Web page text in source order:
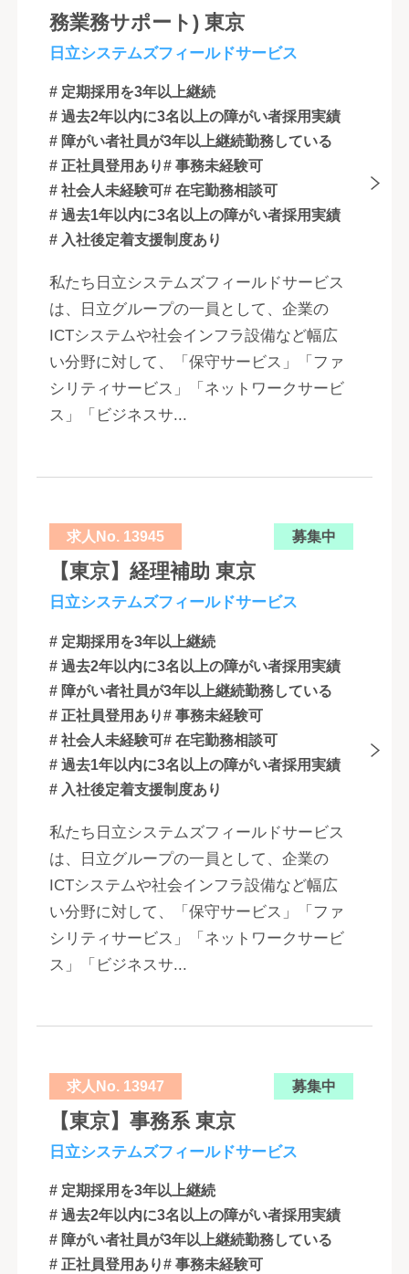
務業務サポート) 東京
日立システムズフィールドサービス
# 定期採用を3年以上継続
# 過去2年以内に3名以上の障がい者採用実績
# 障がい者社員が3年以上継続勤務している
# 正社員登用あり# 事務未経験可
# 社会人未経験可# 在宅勤務相談可
# 過去1年以内に3名以上の障がい者採用実績
# 入社後定着支援制度あり
私たち日立システムズフィールドサービス
は、日立グループの一員として、企業の
ICTシステムや社会インフラ設備など幅広
い分野に対して、「保守サービス」「ファ
シリティサービス」「ネットワークサービ
ス」「ビジネスサ...
求人No. 13945 募集中
【東京】経理補助 東京
日立システムズフィールドサービス
# 定期採用を3年以上継続
# 過去2年以内に3名以上の障がい者採用実績
# 障がい者社員が3年以上継続勤務している
# 正社員登用あり# 事務未経験可
# 社会人未経験可# 在宅勤務相談可
# 過去1年以内に3名以上の障がい者採用実績
# 入社後定着支援制度あり
私たち日立システムズフィールドサービス
は、日立グループの一員として、企業の
ICTシステムや社会インフラ設備など幅広
い分野に対して、「保守サービス」「ファ
シリティサービス」「ネットワークサービ
ス」「ビジネスサ...
求人No. 13947 募集中
【東京】事務系 東京
日立システムズフィールドサービス
# 定期採用を3年以上継続
# 過去2年以内に3名以上の障がい者採用実績
# 障がい者社員が3年以上継続勤務している
# 正社員登用あり# 事務未経験可